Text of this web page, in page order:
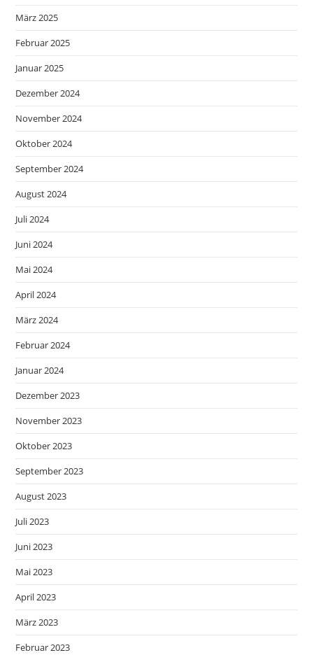
März 2025
Februar 2025
Januar 2025
Dezember 2024
November 2024
Oktober 2024
September 2024
August 2024
Juli 2024
Juni 2024
Mai 2024
April 2024
März 2024
Februar 2024
Januar 2024
Dezember 2023
November 2023
Oktober 2023
September 2023
August 2023
Juli 2023
Juni 2023
Mai 2023
April 2023
März 2023
Februar 2023